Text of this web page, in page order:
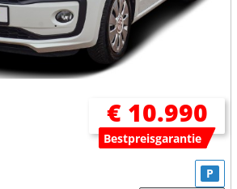
€ 10.990
Bestpreisgarantie
P